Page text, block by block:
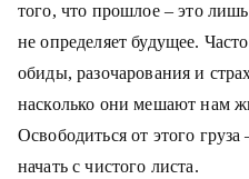
того, что прошлое – это
не определяет будущее.
обиды, разочарования и
насколько они мешают нам
Освободиться от этого груза
начать с чистого листа.